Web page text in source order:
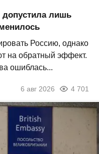
допустила лишь
Россию, однако
на обратный эффект.
ошиблась...
6 авг 2026 4 701